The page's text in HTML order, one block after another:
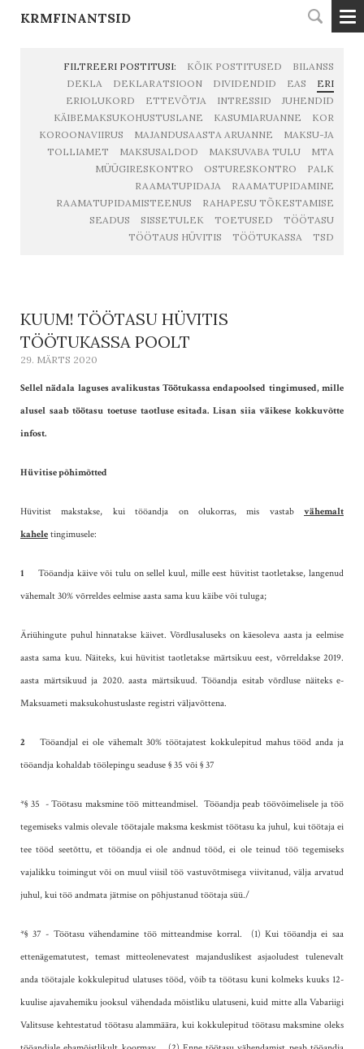
KRMFINANTSID
FILTREERI POSTITUSI: KÕIK POSTITUSED
BILANSS
DEKLA
DEKLARATSIOON DIVIDENDID EAS
ERI
ERIOLUKORD
ETTEVÕTJA INTRESSID
JUHENDID
KÄIBEMAKSUKOHUSTUSLANE
KASUMIARUANNE
KOR
KOROONAVIIRUS
MAJANDUSAASTA ARUANNE
MAKSU-JA
TOLLIAMET
MAKSUSALDOD MAKSUVABA TULU
MTA
MÜÜGIRESKONTRO
OSTURESKONTRO
PALK
RAAMATUPIDAJA
RAAMATUPIDAMINE
RAAMATUPIDAMISTEENUS
RAHAPESU TÕKESTAMISE
SEADUS
SISSETULEK TOETUSED
TÖÖTASU
TÖÖTAUS HÜVITIS
TÖÖTUKASSA TSD
KUUM! TÖÖTASU HÜVITIS
TÖÖTUKASSA POOLT
29. MÄRTS 2020
Sellel nädala laguses avalikustas Töötukassa endapoolsed tingimused, mille
alusel saab töötasu toetuse taotluse esitada. Lisan siia väikese kokkuvõtte
infost.
Hüvitise põhimõtted
Hüvitist makstakse, kui tööandja on olukorras, mis vastab vähemalt
kahele tingimusele:
1 Tööandja käive või tulu on sellel kuul, mille eest hüvitist taotletakse, langenud
vähemalt 30% võrreldes eelmise aasta sama kuu käibe või tuluga;
Äriühingute puhul hinnatakse käivet. Võrdlusaluseks on käesoleva aasta ja eelmise
aasta sama kuu. Näiteks, kui hüvitist taotletakse märtsikuu eest, võrreldakse 2019.
aasta märtsikuud ja 2020. aasta märtsikuud. Tööandja esitab võrdluse näiteks e-
Maksuameti maksukohustuslaste registri väljavõttena.
2
Tööandjal ei ole vähemalt 30% töötajatest kokkulepitud mahus tööd anda ja
tööandja kohaldab töölepingu seaduse § 35 või § 37
*§ 35 - Töötasu maksmine töö mitteandmisel. Tööandja peab töövõimelisele ja töö
tegemiseks valmis olevale töötajale maksma keskmist töötasu ka juhul, kui töötaja ei
tee tööd seetõttu, et tööandja ei ole andnud tööd, ei ole teinud töö tegemiseks
vajalikku toimingut või on muul viisil töö vastuvõtmisega viivitanud, välja arvatud
juhul, kui töö andmata jätmise on põhjustanud töötaja süü./
*§ 37 - Töötasu vähendamine töö mitteandmise korral.
(1) Kui tööandja ei saa
ettenägematutest, temast mitteolenevatest majanduslikest asjaoludest tulenevalt
anda töötajale kokkulepitud ulatuses tööd, võib ta töötasu kuni kolmeks kuuks 12-
kuulise ajavahemiku jooksul vähendada mõistliku ulatuseni, kuid mitte alla Vabariigi
Valitsuse kehtestatud töötasu alammäära, kui kokkulepitud töötasu maksmine oleks